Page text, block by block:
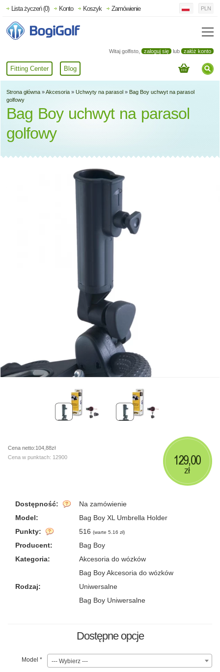
Witaj golfisto, zaloguj się lub załóż konto
Fitting Center Blog
Lista życzeń (0) Konto Koszyk Zamówienie PLN
Strona główna »Akcesoria » Uchwyty na parasol » Bag Boy uchwyt na parasol
golfowy
Bag Boy uchwyt na parasol
golfowy
Dostępność:
Na zamówienie
Model:
Bag Boy XL Umbrella Holder
Punkty:
516 (warte 5.16 zł)
Producent:
Bag Boy
Kategoria:
Akcesoria do wózków
Bag Boy Akcesoria do wózków
Rodzaj:
Uniwersalne
Bag Boy Uniwersalne
Cena netto:104,88zł
Cena w punktach: 12900
129,00
zł
Dostępne opcje
Model * --- Wybierz ---